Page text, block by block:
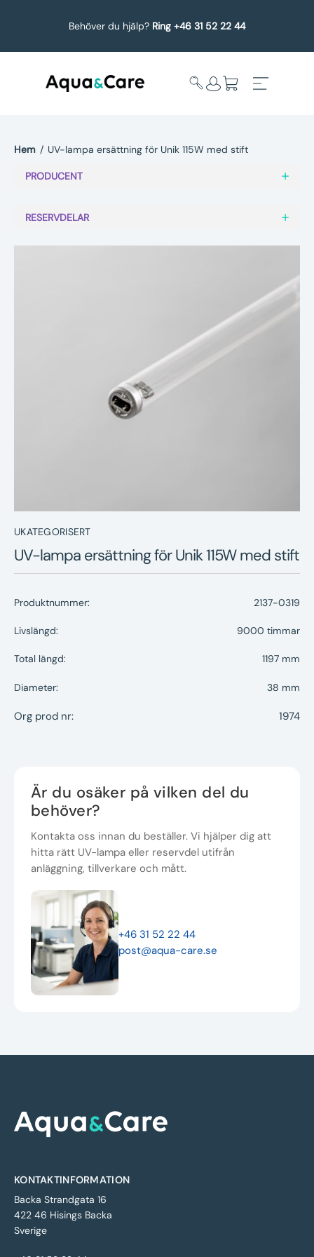
Behöver du hjälp? Ring +46 31 52 22 44
undermeny
Service
Underhållstips
Hem / UV-lampa ersättning för Unik 115W med stift
PRODUCENT
RESERVDELAR
UKATEGORISERT
UV-lampa ersättning för Unik 115W med stift
Produktnummer: 2137-0319
Livslängd: 9000 timmar
Total längd: 1197 mm
Diameter: 38 mm
Org prod nr: 1974
Är du osäker på vilken del du
behöver?
Kontakta oss innan du beställer. Vi hjälper dig att
hitta rätt UV-lampa eller reservdel utifrån
anläggning, tillverkare och mått.
+46 31 52 22 44
post@aqua-care.se
KONTAKTINFORMATION
Backa Strandgata 16
422 46 Hisings Backa
Sverige